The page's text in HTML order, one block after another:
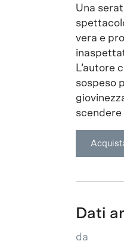
Una
vera e
L’autore
sospeso
scendere
Dati
da